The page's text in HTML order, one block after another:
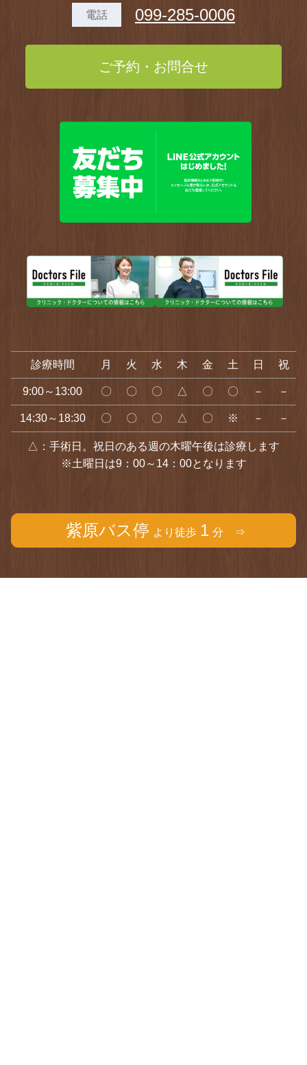
電話 099-285-0006
ご予約・お問合せ
診療時間 月 火 水 木 金 土 日 祝
9:00～13:00 〇 〇 〇 △ 〇 〇 － －
14:30～18:30 〇 〇 〇 △ 〇 ※ － －
△：手術日。祝日のある週の木曜午後は診療します
※土曜日は9：00～14：00となります
紫原バス停 より徒歩 1 分 ⇒